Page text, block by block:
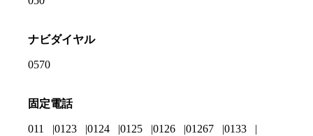
ナビダイヤル
0570
固定電話
011 0123 0124 0125 0126 01267
0133